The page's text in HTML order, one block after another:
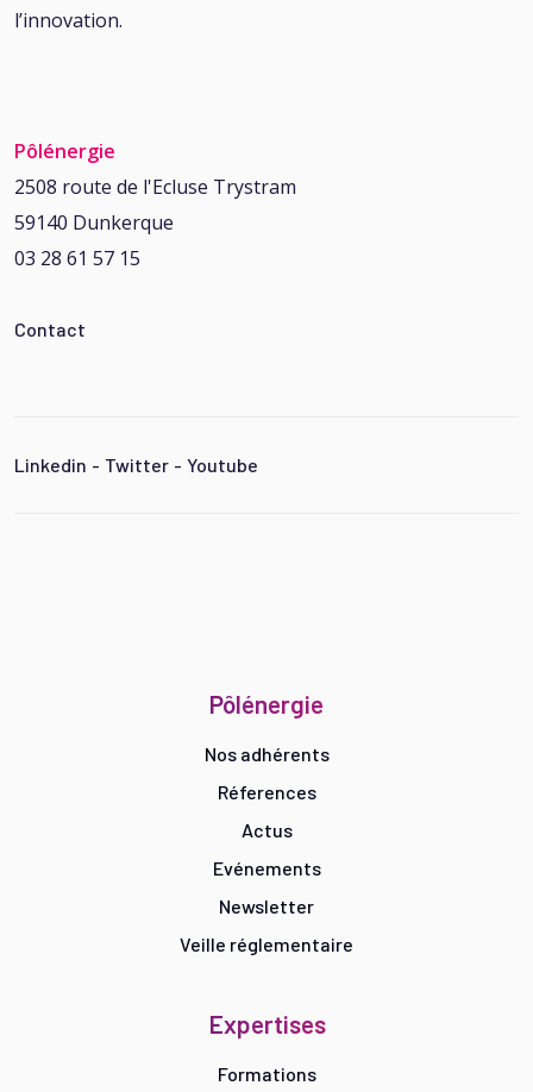
l’innovation.
Pôlénergie
2508 route de l'Ecluse Trystram
59140 Dunkerque
03 28 61 57 15
Contact
Linkedin - Twitter - Youtube
Pôlénergie
Nos adhérents
Réferences
Actus
Evénements
Newsletter
Veille réglementaire
Expertises
Formations